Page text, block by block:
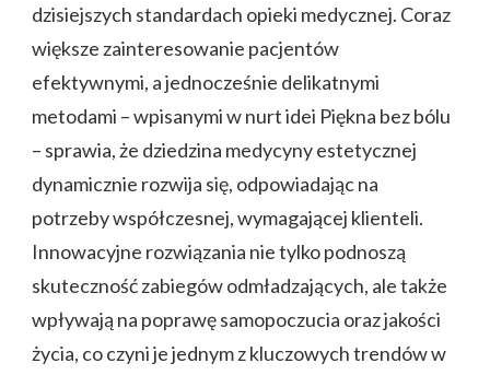
dzisiejszych standardach opieki medycznej. Coraz
większe zainteresowanie pacjentów
efektywnymi, a jednocześnie delikatnymi
metodami – wpisanymi w nurt idei Piękna bez bólu
– sprawia, że dziedzina medycyny estetycznej
dynamicznie rozwija się, odpowiadając na
potrzeby współczesnej, wymagającej klienteli.
Innowacyjne rozwiązania nie tylko podnoszą
skuteczność zabiegów odmładzających, ale także
wpływają na poprawę samopoczucia oraz jakości
życia, co czyni je jednym z kluczowych trendów w